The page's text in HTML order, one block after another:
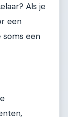
Als je
een
soms een